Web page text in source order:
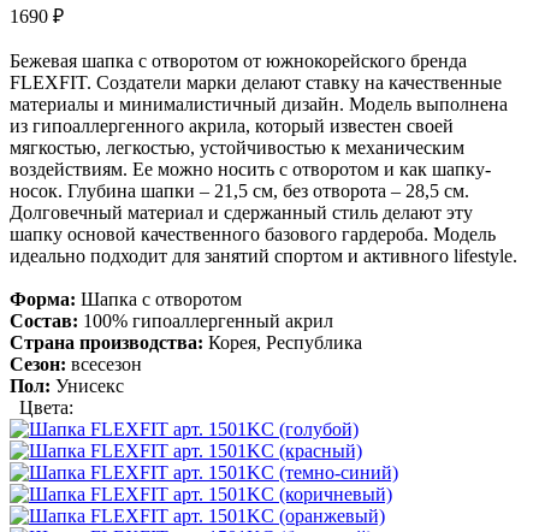
1690 ₽
Бежевая шапка с отворотом от южнокорейского бренда
FLEXFIT. Создатели марки делают ставку на качественные
материалы и минималистичный дизайн. Модель выполнена
из гипоаллергенного акрила, который известен своей
мягкостью, легкостью, устойчивостью к механическим
воздействиям. Ее можно носить с отворотом и как шапку-
носок. Глубина шапки – 21,5 см, без отворота – 28,5 см.
Долговечный материал и сдержанный стиль делают эту
шапку основой качественного базового гардероба. Модель
идеально подходит для занятий спортом и активного lifestyle.
Форма: Шапка с отворотом
Состав: 100% гипоаллергенный акрил
Страна производства: Корея, Республика
Сезон: всесезон
Пол: Унисекс
Цвета: